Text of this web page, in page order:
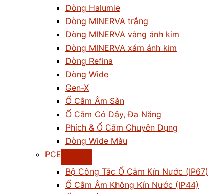
Dòng Halumie
Dòng MINERVA trắng
Dòng MINERVA vàng ánh kim
Dòng MINERVA xám ánh kim
Dòng Refina
Dòng Wide
Gen-X
Ổ Cắm Âm Sàn
Ổ Cắm Có Dây, Đa Năng
Phích & Ổ Cắm Chuyên Dụng
Dòng Wide Màu
PCE
Bộ Công Tắc Ổ Cắm Kín Nước (IP67)
Ổ Cắm Âm Không Kín Nước (IP44)